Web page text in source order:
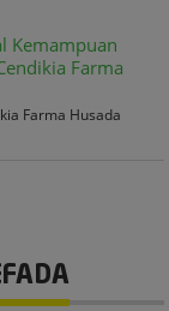
Kemampuan
Farma
Farma Husada